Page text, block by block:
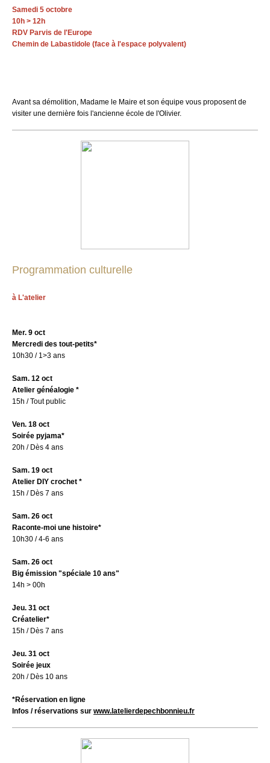
Samedi 5 octobre
10h > 12h
RDV Parvis de l'Europe
Chemin de Labastidole (face à l'espace polyvalent)
Avant sa démolition, Madame le Maire et son équipe vous proposent de
visiter une dernière fois l'ancienne école de l'Olivier.
Programmation culturelle
à L'atelier
Mer. 9 oct
Mercredi des tout-petits*
10h30 / 1>3 ans
Sam. 12 oct
Atelier généalogie *
15h / Tout public
Ven. 18 oct
Soirée pyjama*
20h / Dès 4 ans
Sam. 19 oct
Atelier DIY crochet *
15h / Dès 7 ans
Sam. 26 oct
Raconte-moi une histoire*
10h30 / 4-6 ans
Sam. 26 oct
Big émission "spéciale 10 ans"
14h > 00h
Jeu. 31 oct
Créatelier*
15h / Dès 7 ans
Jeu. 31 oct
Soirée jeux
20h / Dès 10 ans
*Réservation en ligne
Infos / réservations sur www.latelierdepechbonnieu.fr